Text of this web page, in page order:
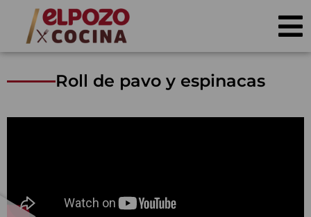
Roll de pavo y espinacas